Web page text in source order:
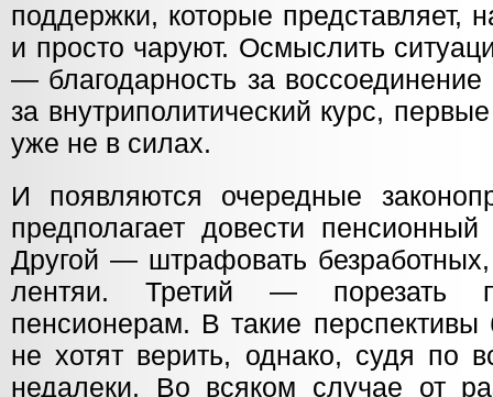
поддержки, которые
и просто чаруют. Осмыслить
— благодарность за
за внутриполитический курс,
уже не в силах.
И появляются очередные
предполагает довести
Другой — штрафовать
лентяи. Третий — порезать
пенсионерам. В такие перспективы
не хотят верить, однако, судя по
недалеки. Во всяком случае от